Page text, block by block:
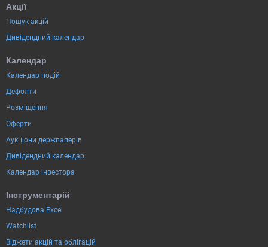
Акції
Пошук акцій
Дивідендний календар
Календар
Календар подій
Дефолти
Розміщення
Оферти
Аукціони держпаперів
Дивідендний календар
Календар інвестора
Інструментарій
Надбудова Excel
Watchlist
Віджети акцій та облігацій